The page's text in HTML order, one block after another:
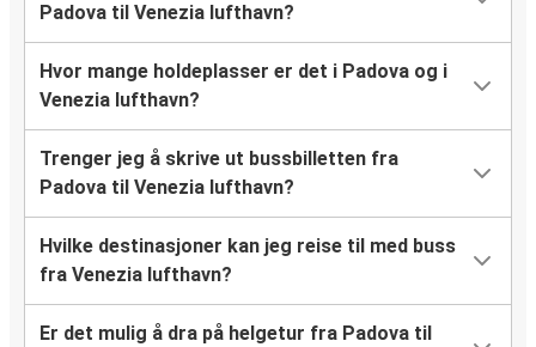
Padova til Venezia lufthavn?
Hvor mange holdeplasser er det i Padova og i
Venezia lufthavn?
Trenger jeg å skrive ut bussbilletten fra
Padova til Venezia lufthavn?
Hvilke destinasjoner kan jeg reise til med buss
fra Venezia lufthavn?
Er det mulig å dra på helgetur fra Padova til